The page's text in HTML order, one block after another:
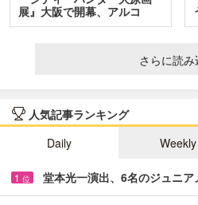
展』大阪で開幕、アルコ
＆…
さらに読み
人気記事ランキング
Daily
Weekly
1 位 堂本光一演出、6名のジュニ